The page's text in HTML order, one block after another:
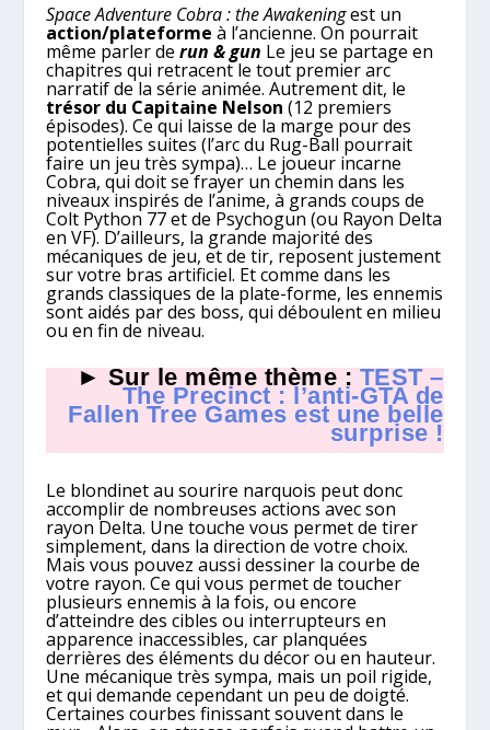
Space Adventure Cobra : the Awakeningest un
action/plateforme à l’ancienne. On pourrait
même parler derun & gun Le jeu se partage en
chapitres qui retracent le tout premier arc
narratif de la série animée. Autrement dit, le
trésor du Capitaine Nelson (12 premiers
épisodes). Ce qui laisse de la marge pour des
potentielles suites (l’arc du Rug-Ball pourrait
faire un jeu très sympa)… Le joueur incarne
Cobra, qui doit se frayer un chemin dans les
niveaux inspirés de l’anime, à grands coups de
Colt Python 77 et de Psychogun (ou Rayon Delta
en VF). D’ailleurs, la grande majorité des
mécaniques de jeu, et de tir, reposent justement
sur votre bras artificiel. Et comme dans les
grands classiques de la plate-forme, les ennemis
sont aidés par des boss, qui déboulent en milieu
ou en fin de niveau.
► Sur le même thème :TEST –
The Precinct : l’anti-GTA de
Fallen Tree Games est une belle
surprise !
Le blondinet au sourire narquois peut donc
accomplir de nombreuses actions avec son
rayon Delta. Une touche vous permet de tirer
simplement, dans la direction de votre choix.
Mais vous pouvez aussi dessiner la courbe de
votre rayon. Ce qui vous permet de toucher
plusieurs ennemis à la fois, ou encore
d’atteindre des cibles ou interrupteurs en
apparence inaccessibles, car planquées
derrières des éléments du décor ou en hauteur.
Une mécanique très sympa, mais un poil rigide,
et qui demande cependant un peu de doigté.
Certaines courbes finissant souvent dans le